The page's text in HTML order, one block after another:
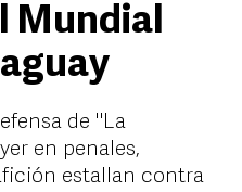
Mundial
de "La
en penales,
estallan contra